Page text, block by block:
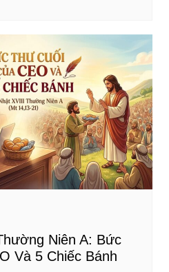
Niên A: Bức
Và 5 Chiếc Bánh